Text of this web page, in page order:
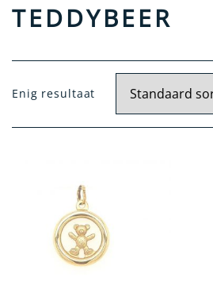
Geel Goud
Zilver
Artikelgroep
Hanger
Oorknoppen
TEDDYBEER
Enig resultaat